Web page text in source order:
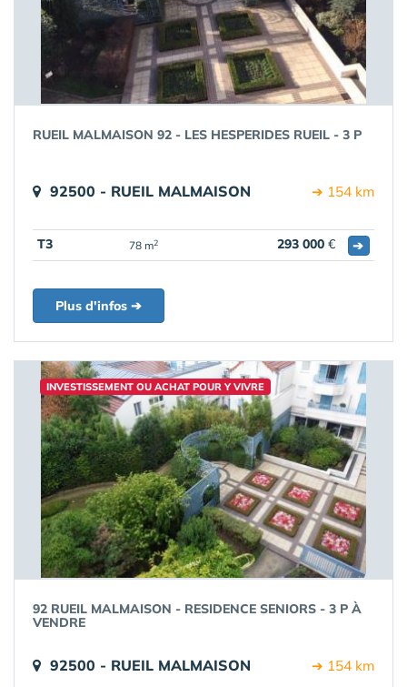
RUEIL MALMAISON 92 - LES HESPERIDES RUEIL - 3 P
92500 - RUEIL MALMAISON ➔ 154 km
T3 78 m2 293 000 € ➔
Plus d'infos ➔
INVESTISSEMENT OU ACHAT POUR Y VIVRE
92 RUEIL MALMAISON - RESIDENCE SENIORS - 3 P À
VENDRE
92500 - RUEIL MALMAISON ➔ 154 km